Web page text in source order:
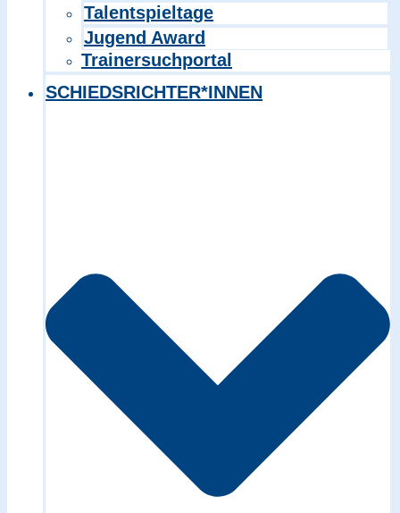
Talentspieltage
Jugend Award
Trainersuchportal
SCHIEDSRICHTER*INNEN